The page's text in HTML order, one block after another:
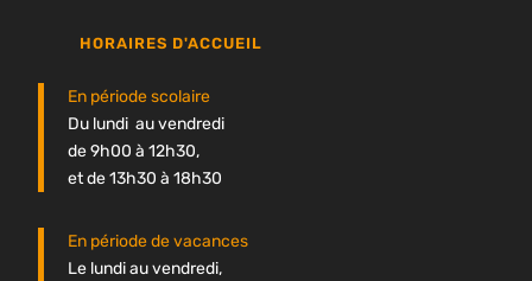
HORAIRES D'ACCUEIL
En période scolaire
Du lundi au vendredi
de 9h00 à 12h30,
et de 13h30 à 18h30
En période de vacances
Le lundi au vendredi,